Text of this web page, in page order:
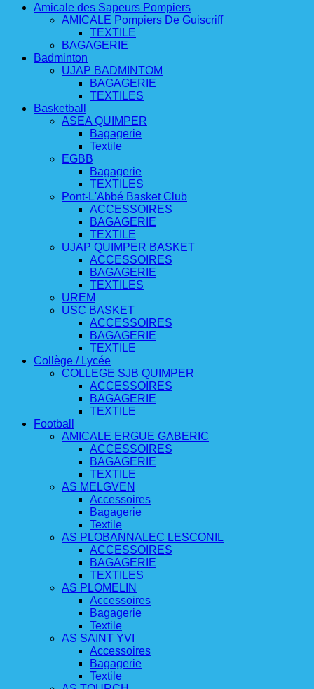
Amicale des Sapeurs Pompiers
AMICALE Pompiers De Guiscriff
TEXTILE
BAGAGERIE
Badminton
UJAP BADMINTOM
BAGAGERIE
TEXTILES
Basketball
ASEA QUIMPER
Bagagerie
Textile
EGBB
Bagagerie
TEXTILES
Pont-L'Abbé Basket Club
ACCESSOIRES
BAGAGERIE
TEXTILE
UJAP QUIMPER BASKET
ACCESSOIRES
BAGAGERIE
TEXTILES
UREM
USC BASKET
ACCESSOIRES
BAGAGERIE
TEXTILE
Collège / Lycée
COLLEGE SJB QUIMPER
ACCESSOIRES
BAGAGERIE
TEXTILE
Football
AMICALE ERGUE GABERIC
ACCESSOIRES
BAGAGERIE
TEXTILE
AS MELGVEN
Accessoires
Bagagerie
Textile
AS PLOBANNALEC LESCONIL
ACCESSOIRES
BAGAGERIE
TEXTILES
AS PLOMELIN
Accessoires
Bagagerie
Textile
AS SAINT YVI
Accessoires
Bagagerie
Textile